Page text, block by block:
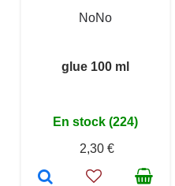
NoNo
glue 100 ml
En stock (224)
2,30 €